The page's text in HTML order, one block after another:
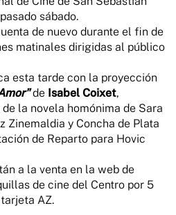
sábado.
de nuevo durante el fin de
matinales dirigidas al público
esta tarde con la proyección
de Isabel Coixet,
la novela homónima de Sara
Zinemaldia y Concha de Plata
de Reparto para Hovic
a la venta en la web de
de cine del Centro por 5
AZ.